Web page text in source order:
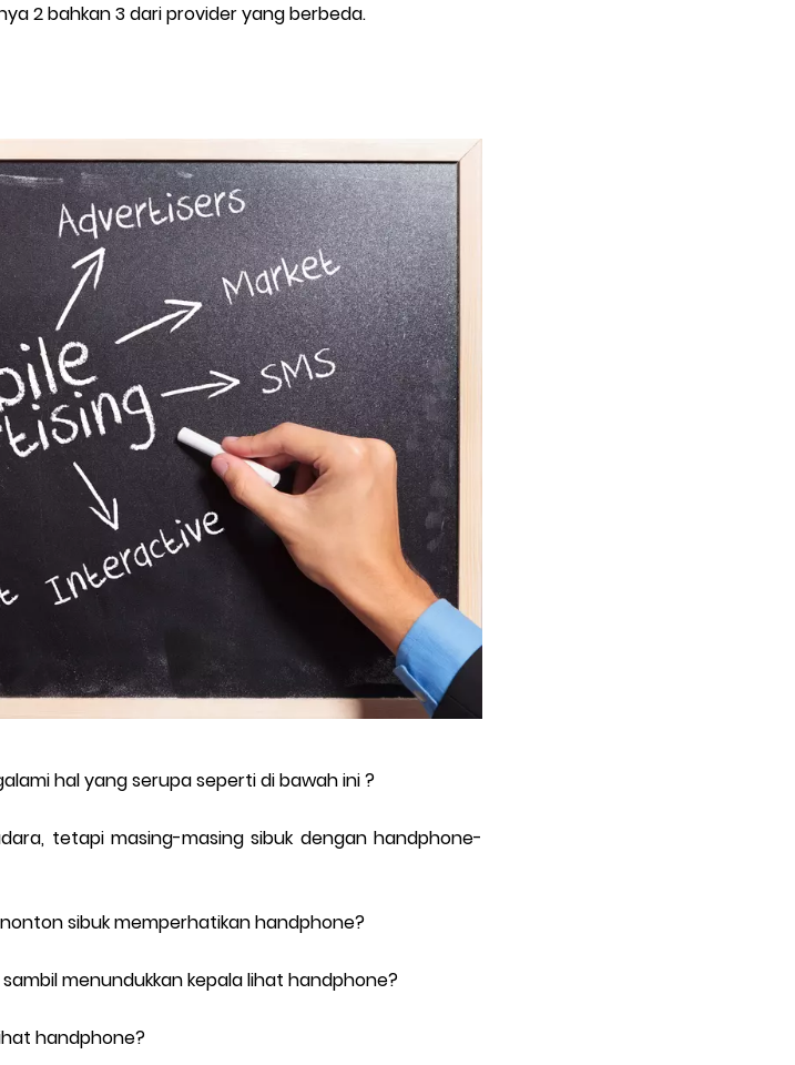
2 bahkan 3 dari provider yang berbeda.
hal yang serupa seperti di bawah ini ?
tetapi masing-masing sibuk dengan handphone-
sibuk memperhatikan handphone?
menundukkan kepala lihat handphone?
handphone?